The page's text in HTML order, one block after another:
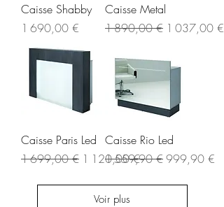
Caisse Shabby
Prix
1 690,00 €
Caisse Metal
Prix original
1 890,00 € Prix
1 037,00 €
Caisse Paris Led
Prix original
1 699,00 € Prix promotionnel
1 120,00 €
Caisse Rio Led
Prix original
1 559,90 €Prix
999,90 €
Voir plus